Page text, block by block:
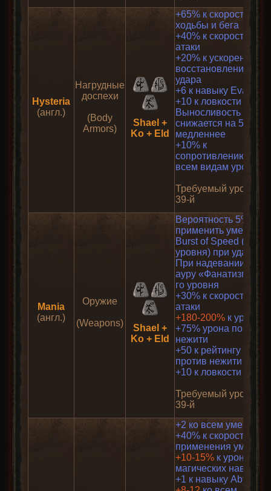
Hysteria
(англ.)
Нагрудные
доспехи
(Body
Armors)
Shael +
Ko + Eld
+65% к скорости
ходьбы и бега
+40% к скорости
атаки
+20% к ускоренному
восстановлению от
удара
+6 к навыку Evade
+10 к ловкости
Выносливость
снижается на 50%
медленнее
+10% к
сопротивлению
всем видам урона
Требуемый уровень:
39-й
Mania
(англ.)
Оружие
(Weapons)
Shael +
Ko + Eld
Вероятность 5%
применить умение
Burst of Speed (1
уровня) при ударе
При надевании даёт
ауру «Фанатизм» 1-
го уровня
+30% к скорости
атаки
+180-200% к урону
+75% урона по
нежити
+50 к рейтингу атаки
против нежити
+10 к ловкости
Требуемый уровень:
39-й
+2 ко всем умениям
+40% к скорости
применения умений
+10-15% к урону
магических навыков
+1 к навыку Abyss